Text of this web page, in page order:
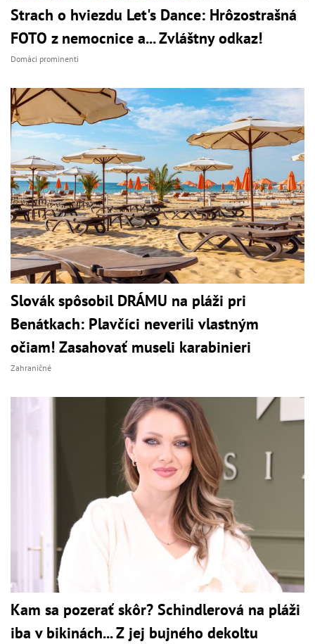
Strach o hviezdu Let's Dance: Hrôzostrašná
FOTO z nemocnice a... Zvláštny odkaz!
Domáci prominenti
Slovák spôsobil DRÁMU na pláži pri
Benátkach: Plavčíci neverili vlastným
očiam! Zasahovať museli karabinieri
Zahraničné
Kam sa pozerať skôr? Schindlerová na pláži
iba v bikinách... Z jej bujného dekoltu